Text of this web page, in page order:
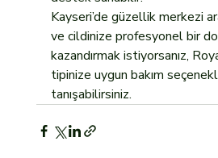
Kayseri’de güzellik merkezi
ve cildinize profesyonel bir
kazandırmak istiyorsanız,
tipinize uygun bakım
tanışabilirsiniz.